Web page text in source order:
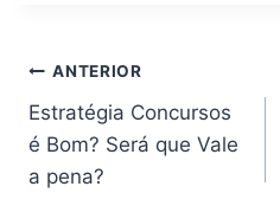
Navegação
de
Post
ANTERIOR
Estratégia Concursos
é Bom? Será que Vale
a pena?